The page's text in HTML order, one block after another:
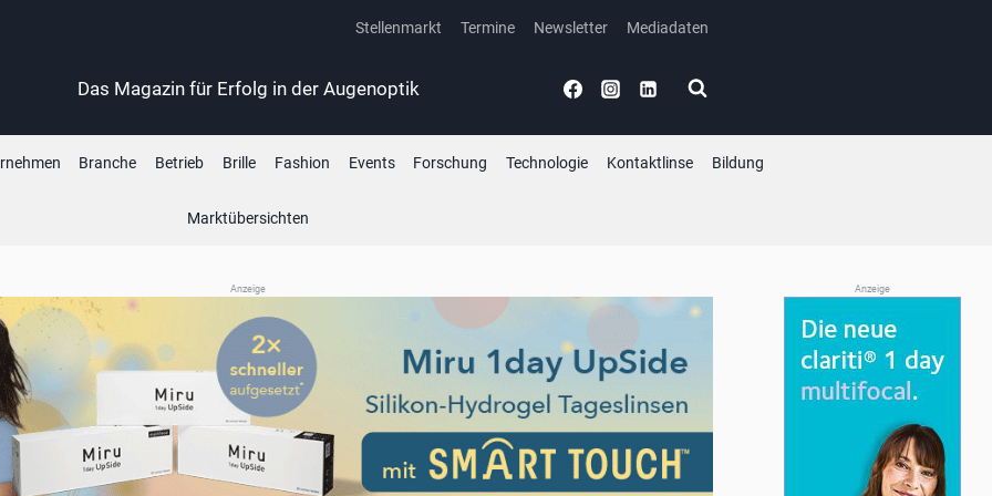
Stellenmarkt Termine Newsletter Mediadaten
Das Magazin für Erfolg in der Augenoptik
Branche Betrieb Brille Fashion Events Forschung Technologie Kontaktlinse Bildung
Marktübersichten
Anzeige
Anzeige